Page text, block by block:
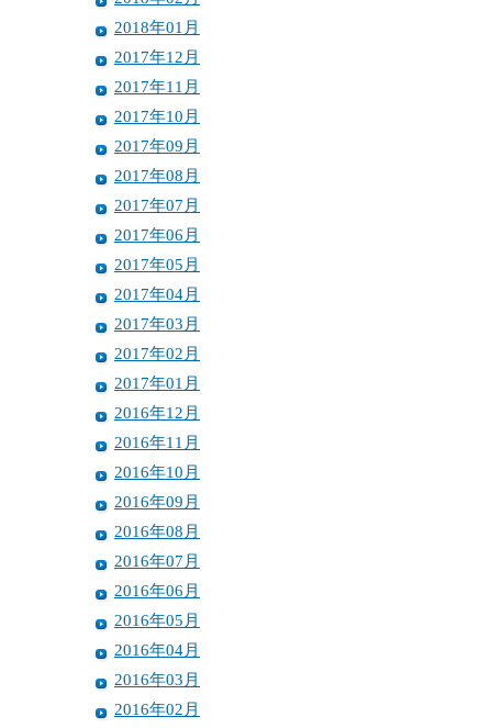
2018年01月
2017年12月
2017年11月
2017年10月
2017年09月
2017年08月
2017年07月
2017年06月
2017年05月
2017年04月
2017年03月
2017年02月
2017年01月
2016年12月
2016年11月
2016年10月
2016年09月
2016年08月
2016年07月
2016年06月
2016年05月
2016年04月
2016年03月
2016年02月